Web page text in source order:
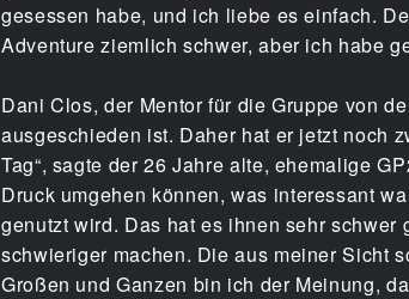
gesessen habe, und ich liebe es einfach.
Adventure ziemlich schwer, aber ich habe
Dani Clos, der Mentor für die Gruppe von
ausgeschieden ist. Daher hat er jetzt noch
Tag“, sagte der 26 Jahre alte, ehemalige
Druck umgehen können, was interessant
genutzt wird. Das hat es ihnen sehr schwer
schwieriger machen. Die aus meiner Sicht
Großen und Ganzen bin ich der Meinung,